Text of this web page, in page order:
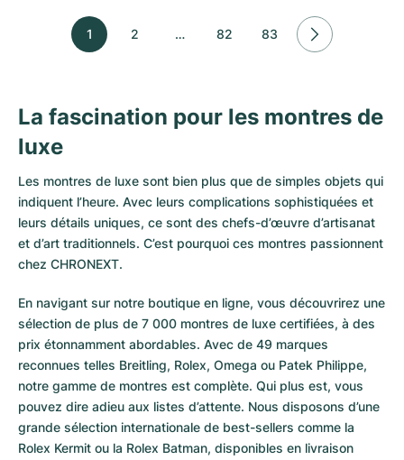
1 2 … 82 83
La fascination pour les montres de
luxe
Les montres de luxe sont bien plus que de simples objets qui
indiquent l’heure. Avec leurs complications sophistiquées et
leurs détails uniques, ce sont des chefs-d’œuvre d’artisanat
et d’art traditionnels. C’est pourquoi ces montres passionnent
chez CHRONEXT.
En navigant sur notre boutique en ligne, vous découvrirez une
sélection de plus de 7 000 montres de luxe certifiées, à des
prix étonnamment abordables. Avec de 49 marques
reconnues telles Breitling, Rolex, Omega ou Patek Philippe,
notre gamme de montres est complète. Qui plus est, vous
pouvez dire adieu aux listes d’attente. Nous disposons d’une
grande sélection internationale de best-sellers comme la
Rolex Kermit ou la Rolex Batman, disponibles en livraison